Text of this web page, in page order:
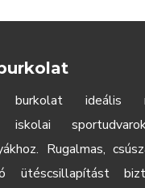
ideális
iskolai
Rugalmas,
ütéscsillapítást